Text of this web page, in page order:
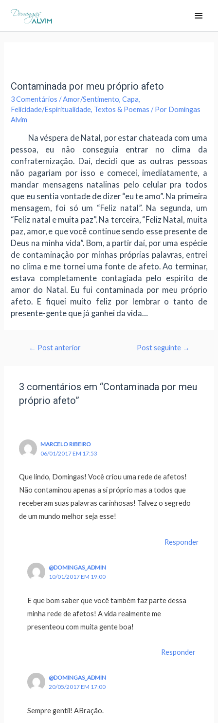
Contaminada por meu próprio afeto
3 Comentários /Amor/Sentimento,Capa,
Felicidade/Espiritualidade, Textos & Poemas / Por Domingas
Alvim
Na véspera de Natal, por estar chateada com uma
pessoa, eu não conseguia entrar no clima da
confraternização. Daí, decidi que as outras pessoas
não pagariam por isso e comecei, imediatamente, a
mandar mensagens natalinas pelo celular pra todos
que eu sentia vontade de dizer “eu te amo”. Na primeira
mensagem, foi só um “Feliz natal”. Na segunda, um
“Feliz natal e muita paz”. Na terceira, “Feliz Natal, muita
paz, amor, e que você continue sendo esse presente de
Deus na minha vida”. Bom, a partir daí, por uma espécie
de contaminação por minhas próprias palavras, entrei
no clima e me tornei uma fonte de afeto. Ao terminar,
estava completamente contagiada pelo espírito de
amor do Natal. Eu fui contaminada por meu próprio
afeto. E fiquei muito feliz por lembrar o tanto de
presente-gente que já ganhei da vida…
← Post anterior Post seguinte →
3 comentários em “Contaminada por meu
próprio afeto”
MARCELO RIBEIRO
06/01/2017 EM 17:53
Que lindo, Domingas! Você criou uma rede de afetos!
Não contaminou apenas a si próprio mas a todos que
receberam suas palavras carinhosas! Talvez o segredo
de um mundo melhor seja esse!
Responder
@DOMINGAS_ADMIN
10/01/2017 EM 19:00
E que bom saber que você também faz parte dessa
minha rede de afetos! A vida realmente me
presenteou com muita gente boa!
Responder
@DOMINGAS_ADMIN
20/05/2017 EM 17:00
Sempre gentil! ABração.